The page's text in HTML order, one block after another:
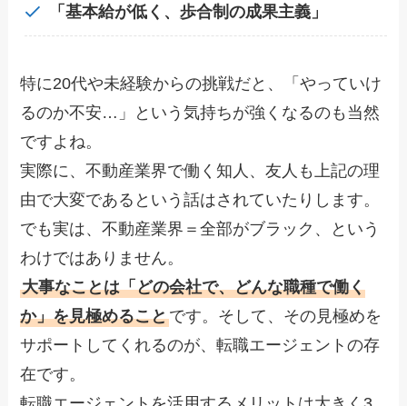
「基本給が低く、歩合制の成果主義」
特に20代や未経験からの挑戦だと、「やっていけ
るのか不安…」という気持ちが強くなるのも当然
ですよね。
実際に、不動産業界で働く知人、友人も上記の理
由で大変であるという話はされていたりします。
でも実は、不動産業界＝全部がブラック、という
わけではありません。
大事なことは「どの会社で、どんな職種で働く
か」を見極めることです。そして、その見極めを
サポートしてくれるのが、転職エージェントの存
在です。